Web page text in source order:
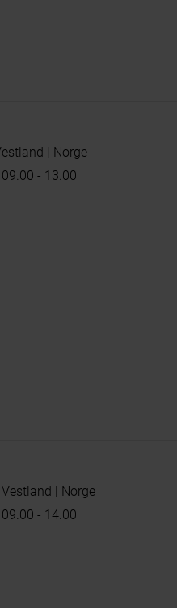
| Norge
- 13.00
| Norge
- 14.00